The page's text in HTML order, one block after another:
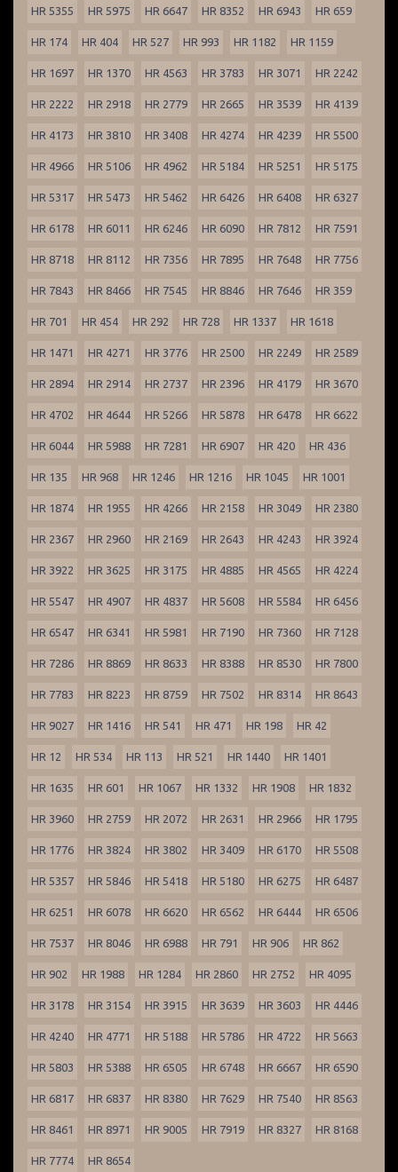
HR 5355 HR 5975 HR 6647 HR 8352 HR 6943 HR 659
HR 174 HR 404 HR 527 HR 993 HR 1182 HR 1159
HR 1697 HR 1370 HR 4563 HR 3783 HR 3071 HR 2242
HR 2222 HR 2918 HR 2779 HR 2665 HR 3539 HR 4139
HR 4173 HR 3810 HR 3408 HR 4274 HR 4239 HR 5500
HR 4966 HR 5106 HR 4962 HR 5184 HR 5251 HR 5175
HR 5317 HR 5473 HR 5462 HR 6426 HR 6408 HR 6327
HR 6178 HR 6011 HR 6246 HR 6090 HR 7812 HR 7591
HR 8718 HR 8112 HR 7356 HR 7895 HR 7648 HR 7756
HR 7843 HR 8466 HR 7545 HR 8846 HR 7646 HR 359
HR 701 HR 454 HR 292 HR 728 HR 1337 HR 1618
HR 1471 HR 4271 HR 3776 HR 2500 HR 2249 HR 2589
HR 2894 HR 2914 HR 2737 HR 2396 HR 4179 HR 3670
HR 4702 HR 4644 HR 5266 HR 5878 HR 6478 HR 6622
HR 6044 HR 5988 HR 7281 HR 6907 HR 420 HR 436
HR 135 HR 968 HR 1246 HR 1216 HR 1045 HR 1001
HR 1874 HR 1955 HR 4266 HR 2158 HR 3049 HR 2380
HR 2367 HR 2960 HR 2169 HR 2643 HR 4243 HR 3924
HR 3922 HR 3625 HR 3175 HR 4885 HR 4565 HR 4224
HR 5547 HR 4907 HR 4837 HR 5608 HR 5584 HR 6456
HR 6547 HR 6341 HR 5981 HR 7190 HR 7360 HR 7128
HR 7286 HR 8869 HR 8633 HR 8388 HR 8530 HR 7800
HR 7783 HR 8223 HR 8759 HR 7502 HR 8314 HR 8643
HR 9027 HR 1416 HR 541 HR 471 HR 198 HR 42
HR 12 HR 534 HR 113 HR 521 HR 1440 HR 1401
HR 1635 HR 601 HR 1067 HR 1332 HR 1908 HR 1832
HR 3960 HR 2759 HR 2072 HR 2631 HR 2966 HR 1795
HR 1776 HR 3824 HR 3802 HR 3409 HR 6170 HR 5508
HR 5357 HR 5846 HR 5418 HR 5180 HR 6275 HR 6487
HR 6251 HR 6078 HR 6620 HR 6562 HR 6444 HR 6506
HR 7537 HR 8046 HR 6988 HR 791 HR 906 HR 862
HR 902 HR 1988 HR 1284 HR 2860 HR 2752 HR 4095
HR 3178 HR 3154 HR 3915 HR 3639 HR 3603 HR 4446
HR 4240 HR 4771 HR 5188 HR 5786 HR 4722 HR 5663
HR 5803 HR 5388 HR 6505 HR 6748 HR 6667 HR 6590
HR 6817 HR 6837 HR 8380 HR 7629 HR 7540 HR 8563
HR 8461 HR 8971 HR 9005 HR 7919 HR 8327 HR 8168
HR 7774 HR 8654